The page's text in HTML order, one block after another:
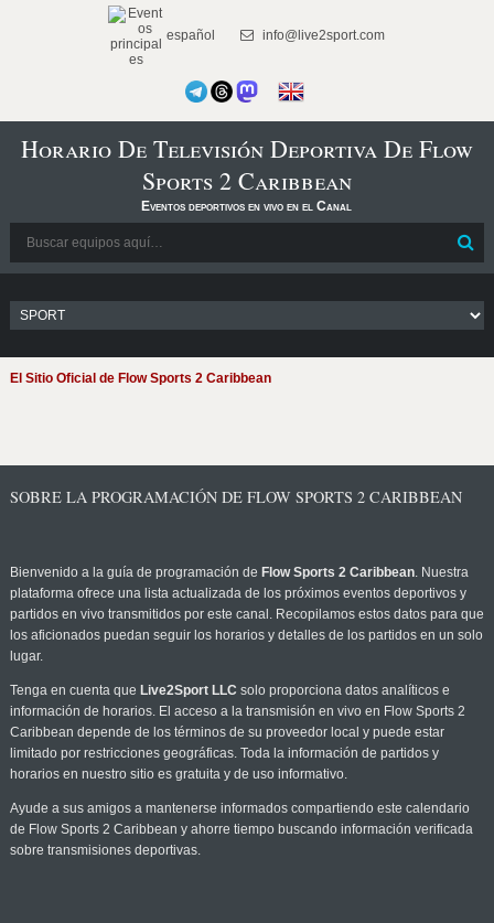
español info@live2sport.com
Horario De Televisión Deportiva De Flow
Sports 2 Caribbean
Eventos deportivos en vivo en el Canal
El Sitio Oficial de Flow Sports 2 Caribbean
SOBRE LA PROGRAMACIÓN DE FLOW SPORTS 2 CARIBBEAN
Bienvenido a la guía de programación de Flow Sports 2 Caribbean. Nuestra
plataforma ofrece una lista actualizada de los próximos eventos deportivos y
partidos en vivo transmitidos por este canal. Recopilamos estos datos para que
los aficionados puedan seguir los horarios y detalles de los partidos en un solo
lugar.
Tenga en cuenta que Live2Sport LLC solo proporciona datos analíticos e
información de horarios. El acceso a la transmisión en vivo en Flow Sports 2
Caribbean depende de los términos de su proveedor local y puede estar
limitado por restricciones geográficas. Toda la información de partidos y
horarios en nuestro sitio es gratuita y de uso informativo.
Ayude a sus amigos a mantenerse informados compartiendo este calendario
de Flow Sports 2 Caribbean y ahorre tiempo buscando información verificada
sobre transmisiones deportivas.